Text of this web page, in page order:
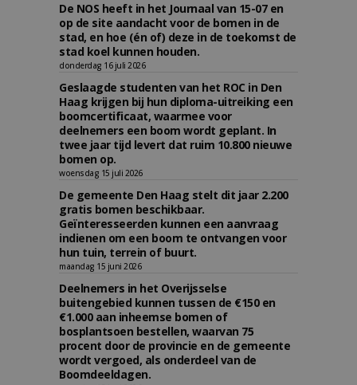
De NOS heeft in het Journaal van 15-07 en
op de site aandacht voor de bomen in de
stad, en hoe (én of) deze in de toekomst de
stad koel kunnen houden.
donderdag 16 juli 2026
Geslaagde studenten van het ROC in Den
Haag krijgen bij hun diploma-uitreiking een
boomcertificaat, waarmee voor
deelnemers een boom wordt geplant. In
twee jaar tijd levert dat ruim 10.800 nieuwe
bomen op.
woensdag 15 juli 2026
De gemeente Den Haag stelt dit jaar 2.200
gratis bomen beschikbaar.
Geïnteresseerden kunnen een aanvraag
indienen om een boom te ontvangen voor
hun tuin, terrein of buurt.
maandag 15 juni 2026
Deelnemers in het Overijsselse
buitengebied kunnen tussen de €150 en
€1.000 aan inheemse bomen of
bosplantsoen bestellen, waarvan 75
procent door de provincie en de gemeente
wordt vergoed, als onderdeel van de
Boomdeeldagen.